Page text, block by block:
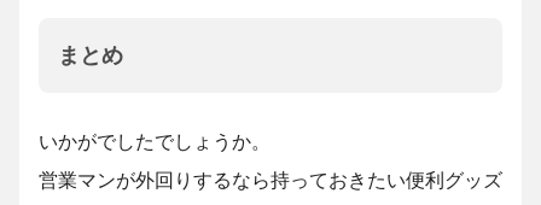
まとめ
いかがでしたでしょうか。
営業マンが外回りするなら持っておきたい便利グッズ